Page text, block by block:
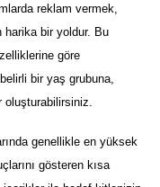
reklam vermek,
harika bir yoldur. Bu
göre
bir yaş grubuna,
genellikle en yüksek
gösteren kısa